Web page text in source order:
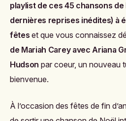
playlist de ces 45 chansons
dernières reprises inédites) à
fêtes et que vous connaissez
de Mariah Carey avec Ariana
Hudson par coeur, un nouveau
bienvenue.
À l’occasion des fêtes de fin